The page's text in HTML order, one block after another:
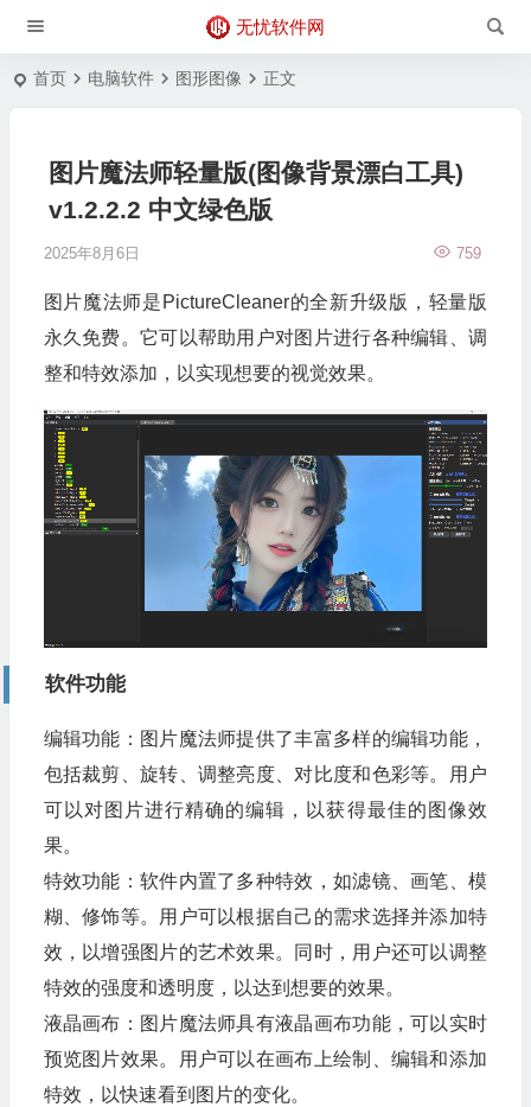
无忧软件网
首页 电脑软件 图形图像 正文
图片魔法师轻量版(图像背景漂白工具)
v1.2.2.2 中文绿色版
2025年8月6日 759
图片魔法师是PictureCleaner的全新升级版，轻量版
永久免费。它可以帮助用户对图片进行各种编辑、调
整和特效添加，以实现想要的视觉效果。
软件功能
编辑功能：图片魔法师提供了丰富多样的编辑功能，
包括裁剪、旋转、调整亮度、对比度和色彩等。用户
可以对图片进行精确的编辑，以获得最佳的图像效
果。
特效功能：软件内置了多种特效，如滤镜、画笔、模
糊、修饰等。用户可以根据自己的需求选择并添加特
效，以增强图片的艺术效果。同时，用户还可以调整
特效的强度和透明度，以达到想要的效果。
液晶画布：图片魔法师具有液晶画布功能，可以实时
预览图片效果。用户可以在画布上绘制、编辑和添加
特效，以快速看到图片的变化。